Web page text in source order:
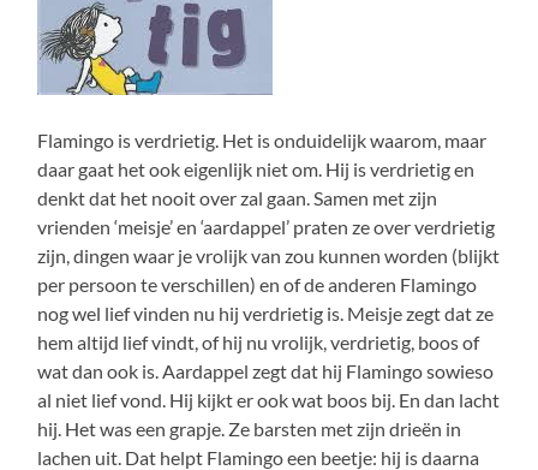
Flamingo is verdrietig. Het is onduidelijk waarom, maar
daar gaat het ook eigenlijk niet om. Hij is verdrietig en
denkt dat het nooit over zal gaan. Samen met zijn
vrienden ‘meisje’ en ‘aardappel’ praten ze over verdrietig
zijn, dingen waar je vrolijk van zou kunnen worden (blijkt
per persoon te verschillen) en of de anderen Flamingo
nog wel lief vinden nu hij verdrietig is. Meisje zegt dat ze
hem altijd lief vindt, of hij nu vrolijk, verdrietig, boos of
wat dan ook is. Aardappel zegt dat hij Flamingo sowieso
al niet lief vond. Hij kijkt er ook wat boos bij. En dan lacht
hij. Het was een grapje. Ze barsten met zijn drieën in
lachen uit. Dat helpt Flamingo een beetje: hij is daarna